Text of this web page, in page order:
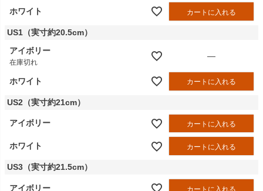
ホワイト カートに入れる
US1（実寸約20.5cm）
アイボリー
在庫切れ
—
ホワイト カートに入れる
US2（実寸約21cm）
アイボリー カートに入れる
ホワイト カートに入れる
US3（実寸約21.5cm）
アイボリー カートに入れる